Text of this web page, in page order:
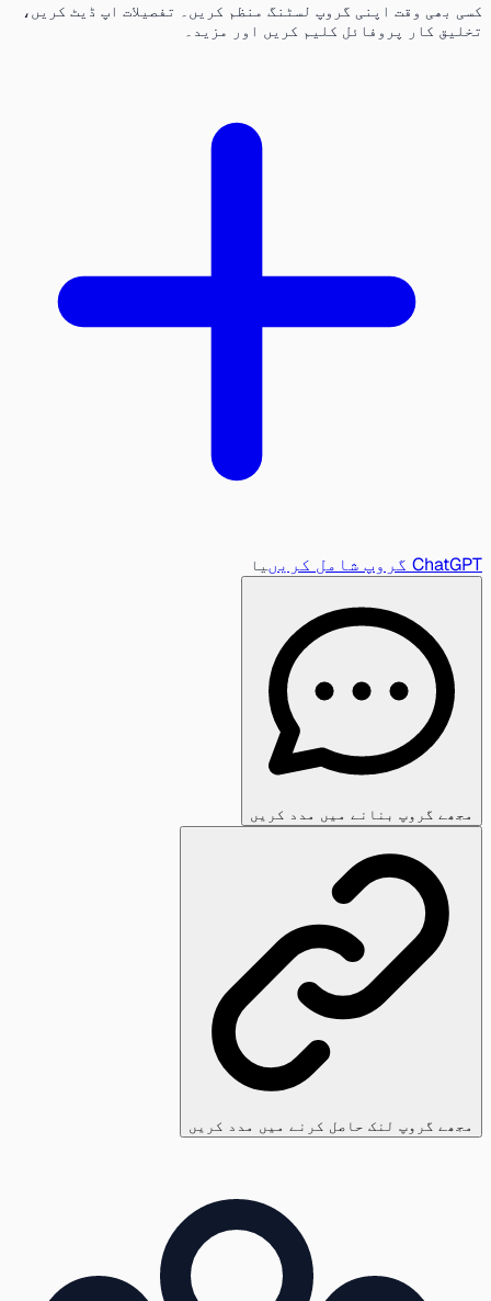
کسی بھی وقت اپنی گروپ لسٹنگ منظم کریں۔ تفصیلات اپ ڈیٹ کریں،
تخلیق کار پروفائل کلیم کریں اور مزید۔
ChatGPT گروپ شامل کریں یا
مجھے گروپ بنانے میں مدد کریں
مجھے گروپ لنک حاصل کرنے میں مدد کریں